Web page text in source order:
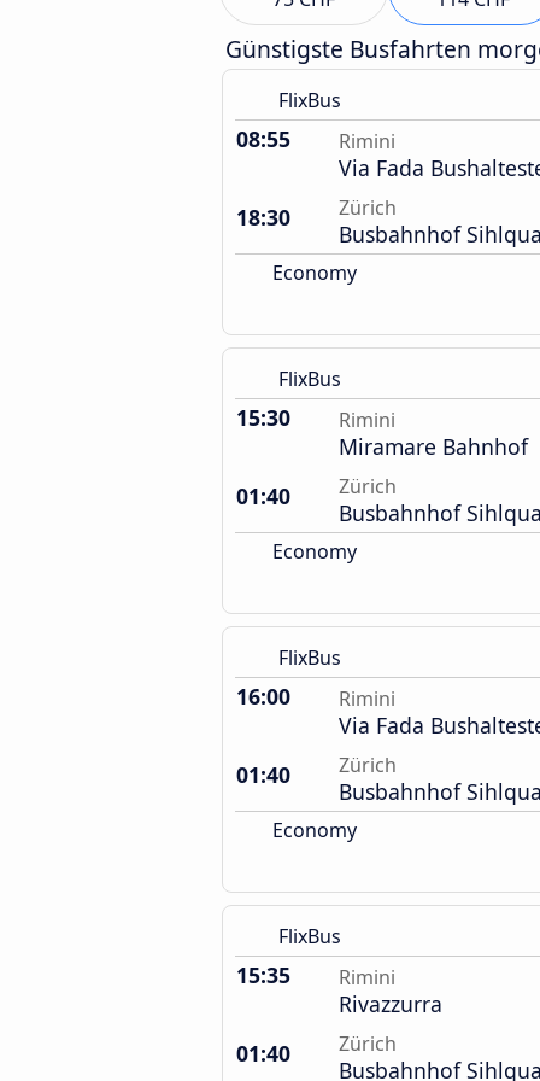
Günstigste Busfahrten
FlixBus
08:55 Rimini
Via Fada
18:30
Zürich
Busbahnhof
Economy
FlixBus
15:30 Rimini
Miramare Bahnhof
01:40
Zürich
Busbahnhof
Economy
FlixBus
16:00 Rimini
Via Fada
01:40
Zürich
Busbahnhof
Economy
FlixBus
15:35 Rimini
Rivazzurra
01:40
Zürich
Busbahnhof